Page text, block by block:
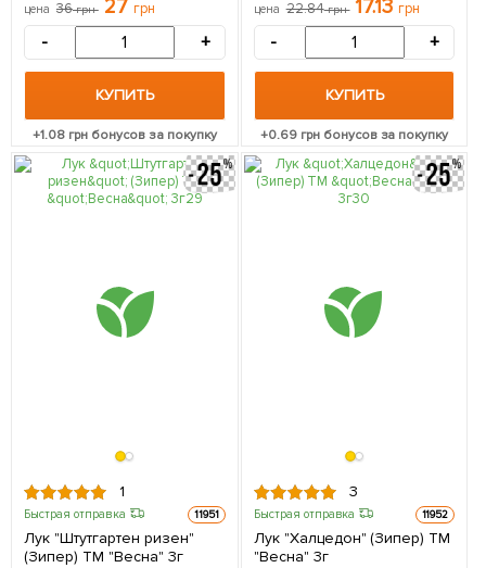
цена 36грн 27 грн
- +
КУПИТЬ
+1.08 грн бонусов за покупку
цена 22.84грн 17.13 грн
- +
КУПИТЬ
+0.69грн бонусов за покупку
1
Быстрая отправка 11951
Лук "Штутгартен ризен"
(Зипер) ТМ "Весна" 3г
3
Быстрая отправка 11952
Лук "Халцедон" (Зипер) ТМ
"Весна" 3г